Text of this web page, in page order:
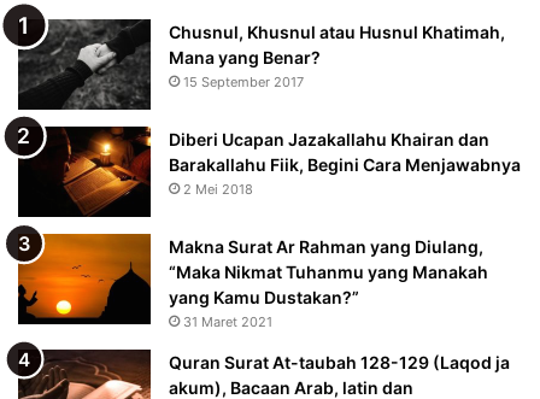
Chusnul, Khusnul atau Husnul Khatimah,
Mana yang Benar?
15 September 2017
Diberi Ucapan Jazakallahu Khairan dan
Barakallahu Fiik, Begini Cara Menjawabnya
2 Mei 2018
Makna Surat Ar Rahman yang Diulang,
“Maka Nikmat Tuhanmu yang Manakah
yang Kamu Dustakan?”
31 Maret 2021
Quran Surat At-taubah 128-129 (Laqod ja
akum), Bacaan Arab, latin dan